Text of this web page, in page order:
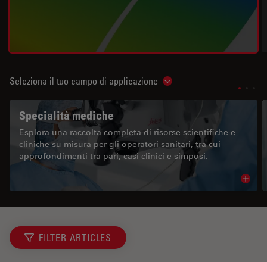
Seleziona il tuo campo di applicazione Show subnavigation
Specialità mediche
Esplora una raccolta completa di risorse scientifiche e
cliniche su misura per gli operatori sanitari, tra cui
approfondimenti tra pari, casi clinici e simposi.
FILTER ARTICLES